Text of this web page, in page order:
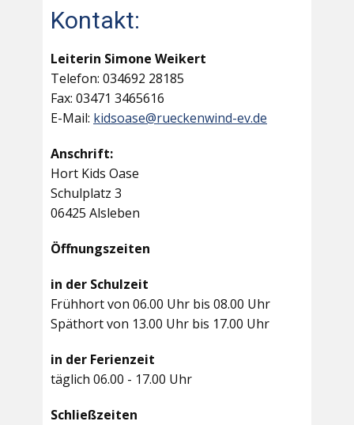
Kontakt:
Leiterin Simone Weikert
Telefon: 034692 28185
Fax: 03471 3465616
E-Mail: kidsoase@rueckenwind-ev.de
Anschrift:
Hort Kids Oase
Schulplatz 3
06425 Alsleben
Öffnungszeiten
in der Schulzeit
Frühhort von 06.00 Uhr bis 08.00 Uhr
Späthort von 13.00 Uhr bis 17.00 Uhr
in der Ferienzeit
täglich 06.00 - 17.00 Uhr
Schließzeiten